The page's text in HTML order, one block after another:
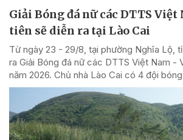
Giải Bóng đá nữ các DTTS Việt
tiên sẽ diễn ra tại Lào Cai
Từ ngày 23 - 29/8, tại phường Nghĩa Lộ,
ra Giải Bóng đá nữ các DTTS Việt Nam -
năm 2026. Chủ nhà Lào Cai có 4 đội